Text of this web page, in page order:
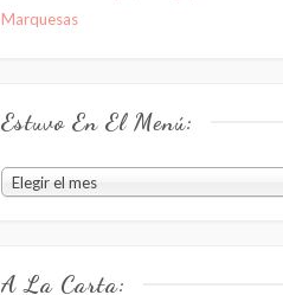
Marquesas
Estuvo En El Menú:
Estuvo
Elegir el mes
A La Carta: